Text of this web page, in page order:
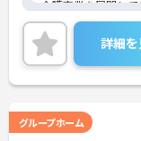
介護事業を展開し
プの一員「社会福
型有料老人ホームで
マイカー通勤可能
きやすい職場です！
ご興味ある方には
詳細
グループホーム